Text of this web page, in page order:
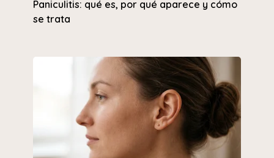
Paniculitis: qué es, por qué aparece y cómo
se trata